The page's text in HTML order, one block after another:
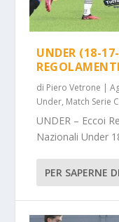
UNDER (18-
di Piero Vetrone |
Under, Match Serie
UNDER – Eccoi
Nazionali Under
PER SAPERNE